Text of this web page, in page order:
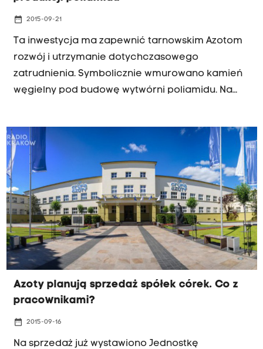
date_range 2015-09-21
Ta inwestycja ma zapewnić tarnowskim Azotom
rozwój i utrzymanie dotychczasowego
zatrudnienia. Symbolicznie wmurowano kamień
węgielny pod budowę wytwórni poliamidu. Na
samochodach. A dzięki tej wytwórni i już
istniejącym podobnym instalacjom w Grupie
Azoty - ma dać spółce drugą pozycję w
produkcji poliamidu w Europie.
Azoty planują sprzedaż spółek córek. Co z
pracownikami?
date_range 2015-09-16
Na sprzedaż już wystawiono Jednostkę